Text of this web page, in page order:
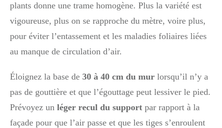
plants donne une trame homogène. Plus la variété est
vigoureuse, plus on se rapproche du mètre, voire plus,
pour éviter l’entassement et les maladies foliaires liées
au manque de circulation d’air.
Éloignez la base de 30 à 40 cm du mur lorsqu’il n’y a
pas de gouttière et que l’égouttage peut lessiver le pied.
Prévoyez un léger recul du support par rapport à la
façade pour que l’air passe et que les tiges s’enroulent